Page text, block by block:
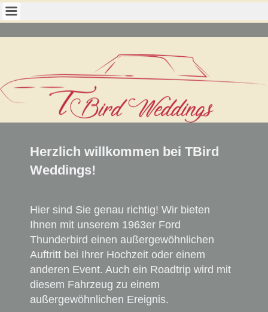
Herzlich willkommen bei TBird
Weddings!
Hier sind Sie genau richtig! Wir bieten
Ihnen mit unserem 1963er Ford
Thunderbird einen außergewöhnlichen
Auftritt bei Ihrer Hochzeit oder einem
anderen Event. Auch ein Roadtrip wird mit
diesem Fahrzeug zu einem
außergewöhnlichen Ereignis.